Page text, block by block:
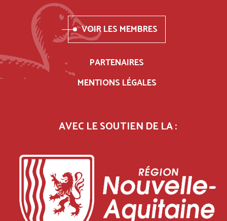
VOIR LES MEMBRES
PARTENAIRES
MENTIONS LÉGALES
AVEC LE SOUTIEN DE LA :